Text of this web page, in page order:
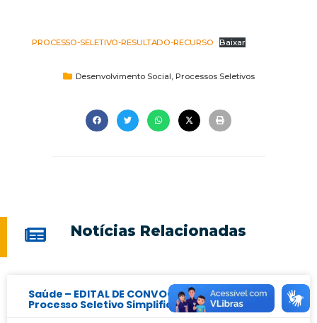
PROCESSO-SELETIVO-RESULTADO-RECURSO Baixar
Desenvolvimento Social Processos Seletivos
Notícias Relacionadas
Saúde – EDITAL DE CONVOCAÇÃO Nº 17/2025 –
Processo Seletivo Simplificado